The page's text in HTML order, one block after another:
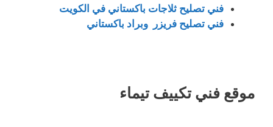
فني تصليح ثلاجات باكستاني في الكويت
فني تصليح فريزر وبراد باكستاني
موقع فني تكييف تيماء